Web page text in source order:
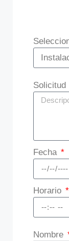
Solicitud
Fecha
Horario
Nombre